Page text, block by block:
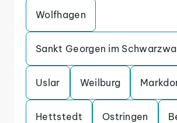
Wolfhagen
Sankt Georgen im
Uslar Weilburg
Hettstedt Ostringen